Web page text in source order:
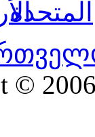
©